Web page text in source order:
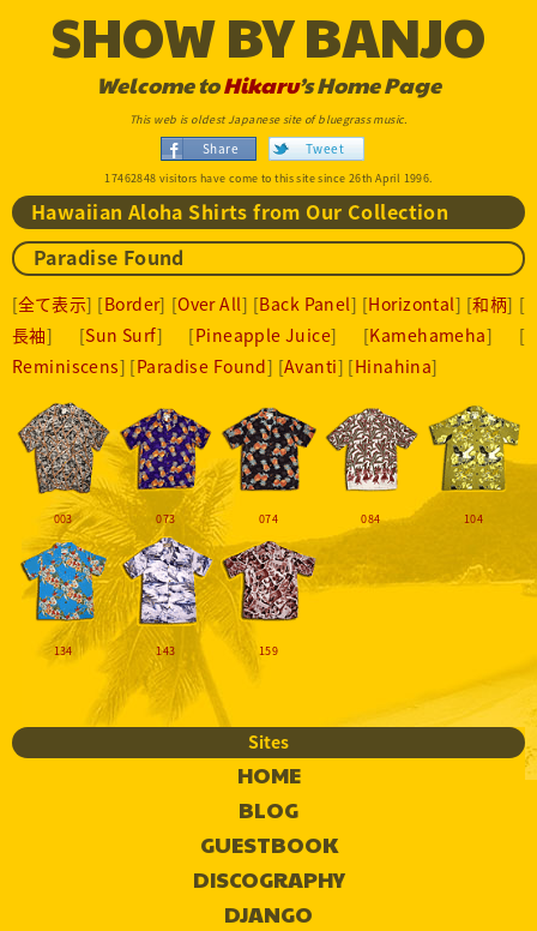
SHOW BY BANJO
Welcome toHikaru’s Home Page
This web is oldest Japanese site of bluegrass music.
Share Tweet
17462848 visitors have come to this site since 26th April 1996.
Hawaiian Aloha Shirts from Our Collection
Paradise Found
[全て表示] [Border] [Over All] [Back Panel] [Horizontal] [和柄] [
長袖] [Sun Surf] [Pineapple Juice] [Kamehameha] [
Reminiscens] [Paradise Found] [Avanti] [Hinahina]
003 073 074 084 104
134 143 159
Sites
HOME
BLOG
GUESTBOOK
DISCOGRAPHY
DJANGO